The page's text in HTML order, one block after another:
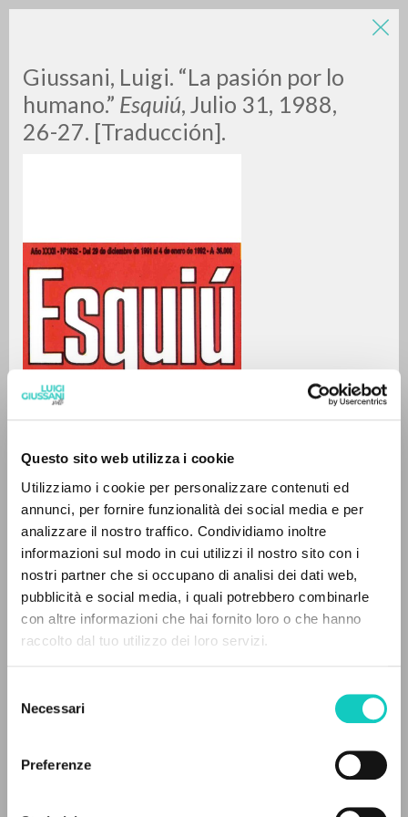
Questo sito web utilizza i cookie
Utilizziamo i cookie per personalizzare contenuti ed
annunci, per fornire funzionalità dei social media e per
analizzare il nostro traffico. Condividiamo inoltre
informazioni sul modo in cui utilizzi il nostro sito con i
nostri partner che si occupano di analisi dei dati web,
pubblicità e social media, i quali potrebbero combinarle
con altre informazioni che hai fornito loro o che hanno
raccolto dal tuo utilizzo dei loro servizi.
delNecessari
Preferenze
Giussani, Luigi. “La pasión por lo
humano.” Esquiú, Julio 31, 1988,
26-27. [Traducción].
Giussani Luigi
Spagnolo
Esquiú
1988
Pagine: 2
ULTIMO AGGIORNAMENTO
LUIGI
GIUSSANI
0DOCUMENTI TROVATI
RISULTATI SUCCESSIVI